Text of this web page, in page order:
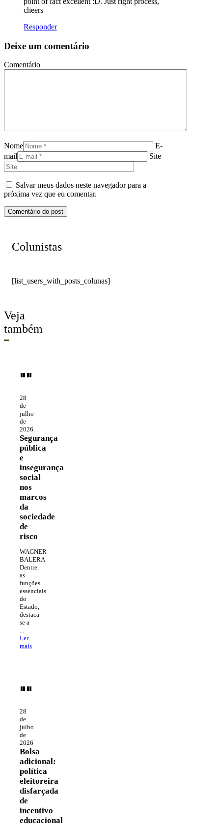
cheers
Responder
Deixe um comentário
Comentário
Nome
E-
mail
Site
Salvar meus dados neste navegador para a
próxima vez que eu comentar.
Colunistas
[list_users_with_posts_colunas]
Veja
também
""
28
de
julho
de
2026
Segurança
pública
e
insegurança
social
nos
marcos
da
sociedade
de
risco
WAGNER
BALERA
Dentre
as
funções
essenciais
do
Estado,
destaca-
se a
...
Ler
mais
""
28
de
julho
de
2026
Bolsa
adicional:
política
eleitoreira
disfarçada
de
incentivo
educacional